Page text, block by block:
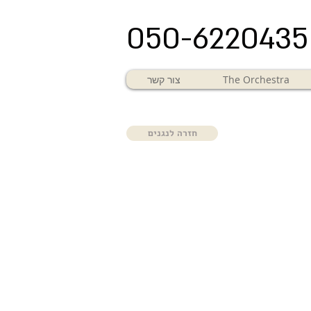
050-6220435
The Orchestra צור קשר
חזרה לנגנים